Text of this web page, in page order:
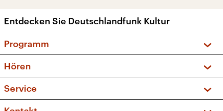
Entdecken Sie Deutschlandfunk Kultur
Programm
Sendungen und Podcasts
Musikliste
Hören
Frequenzen (UKW + DAB+)
Service
FAQ